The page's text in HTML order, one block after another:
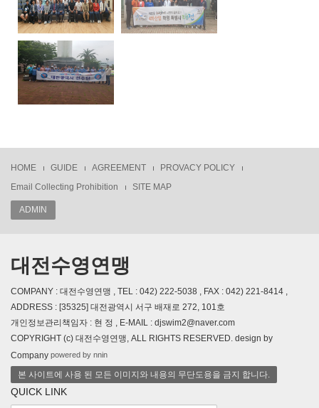
HOME GUIDE AGREEMENT
PROVACY POLICY
Email Collecting Prohibition
SITE MAP
ADMIN
대전수영연맹
COMPANY : 대전수영연맹 , TEL : 042) 222-5038 , FAX : 042) 221-8414 ,
ADDRESS : [35325] 대전광역시 서구 배재로 272, 101호
개인정보관리책임자 : 현 정 , E-MAIL : djswim2@naver.com
COPYRIGHT (c) 대전수영연맹, ALL RIGHTS RESERVED. design by
Company powered by nnin
본 사이트에 사용 된 모든 이미지와 내용의 무단도용을 금지 합니다.
QUICK LINK